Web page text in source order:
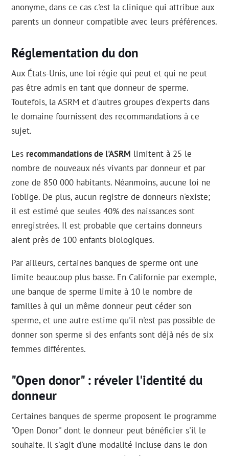
anonyme, dans ce cas c'est la clinique qui attribue aux
parents un donneur compatible avec leurs préférences.
Réglementation du don
Aux États-Unis, une loi régie qui peut et qui ne peut
pas être admis en tant que donneur de sperme.
Toutefois, la ASRM et d'autres groupes d'experts dans
le domaine fournissent des recommandations à ce
sujet.
Les recommandations de l'ASRM limitent à 25 le
nombre de nouveaux nés vivants par donneur et par
zone de 850 000 habitants. Néanmoins, aucune loi ne
l'oblige. De plus, aucun registre de donneurs n'existe;
il est estimé que seules 40% des naissances sont
enregistrées. Il est probable que certains donneurs
aient près de 100 enfants biologiques.
Par ailleurs, certaines banques de sperme ont une
limite beaucoup plus basse. En Californie par exemple,
une banque de sperme limite à 10 le nombre de
familles à qui un même donneur peut céder son
sperme, et une autre estime qu'il n'est pas possible de
donner son sperme si des enfants sont déjà nés de six
femmes différentes.
"Open donor" : réveler l'identité du
donneur
Certaines banques de sperme proposent le programme
"Open Donor" dont le donneur peut bénéficier s'il le
souhaite. Il s'agit d'une modalité incluse dans le don